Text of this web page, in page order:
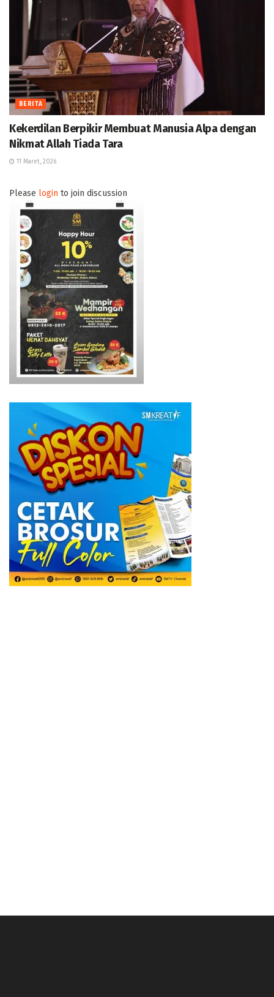
BERITA
Kekerdilan Berpikir Membuat Manusia Alpa dengan
Nikmat Allah Tiada Tara
11 Maret, 2026
Please login to join discussion